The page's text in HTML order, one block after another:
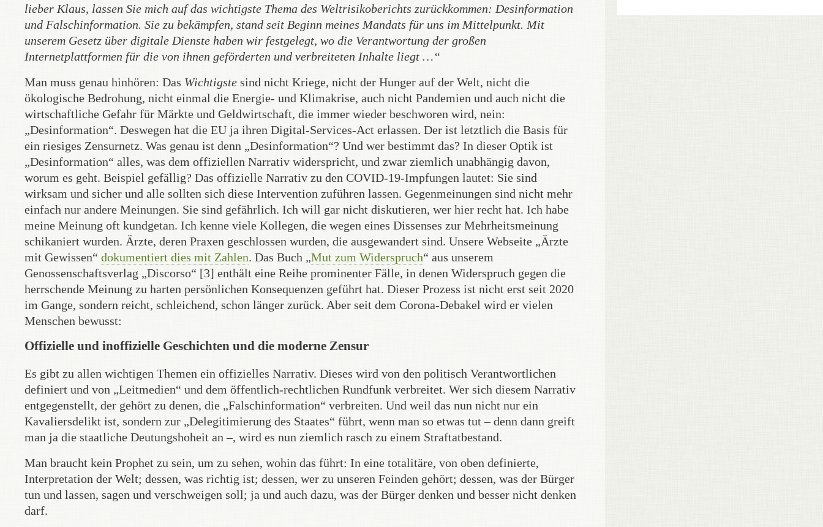
lieber Klaus, lassen Sie mich auf das wichtigste Thema des Weltrisikoberichts zurückkommen: Desinformation
und Falschinformation. Sie zu bekämpfen, stand seit Beginn meines Mandats für uns im Mittelpunkt. Mit
unserem Gesetz über digitale Dienste haben wir festgelegt, wo die Verantwortung der großen
Internetplattformen für die von ihnen geförderten und verbreiteten Inhalte liegt …“
Man muss genau hinhören: Das Wichtigste sind nicht Kriege, nicht der Hunger auf der Welt, nicht die
ökologische Bedrohung, nicht einmal die Energie- und Klimakrise, auch nicht Pandemien und auch nicht die
wirtschaftliche Gefahr für Märkte und Geldwirtschaft, die immer wieder beschworen wird, nein:
„Desinformation“. Deswegen hat die EU ja ihren Digital-Services-Act erlassen. Der ist letztlich die Basis für
ein riesiges Zensurnetz. Was genau ist denn „Desinformation“? Und wer bestimmt das? In dieser Optik ist
„Desinformation“ alles, was dem offiziellen Narrativ widerspricht, und zwar ziemlich unabhängig davon,
worum es geht. Beispiel gefällig? Das offizielle Narrativ zu den COVID-19-Impfungen lautet: Sie sind
wirksam und sicher und alle sollten sich diese Intervention zuführen lassen. Gegenmeinungen sind nicht mehr
einfach nur andere Meinungen. Sie sind gefährlich. Ich will gar nicht diskutieren, wer hier recht hat. Ich habe
meine Meinung oft kundgetan. Ich kenne viele Kollegen, die wegen eines Dissenses zur Mehrheitsmeinung
schikaniert wurden. Ärzte, deren Praxen geschlossen wurden, die ausgewandert sind. Unsere Webseite „Ärzte
mit Gewissen“ dokumentiert dies mit Zahlen. Das Buch „Mut zum Widerspruch“ aus unserem
Genossenschaftsverlag „Discorso“ [3] enthält eine Reihe prominenter Fälle, in denen Widerspruch gegen die
herrschende Meinung zu harten persönlichen Konsequenzen geführt hat. Dieser Prozess ist nicht erst seit 2020
im Gange, sondern reicht, schleichend, schon länger zurück. Aber seit dem Corona-Debakel wird er vielen
Menschen bewusst:
Offizielle und inoffizielle Geschichten und die moderne Zensur
Es gibt zu allen wichtigen Themen ein offizielles Narrativ. Dieses wird von den politisch Verantwortlichen
definiert und von „Leitmedien“ und dem öffentlich-rechtlichen Rundfunk verbreitet. Wer sich diesem Narrativ
entgegenstellt, der gehört zu denen, die „Falschinformation“ verbreiten. Und weil das nun nicht nur ein
Kavaliersdelikt ist, sondern zur „Delegitimierung des Staates“ führt, wenn man so etwas tut – denn dann greift
man ja die staatliche Deutungshoheit an –, wird es nun ziemlich rasch zu einem Straftatbestand.
Man braucht kein Prophet zu sein, um zu sehen, wohin das führt: In eine totalitäre, von oben definierte,
Interpretation der Welt; dessen, was richtig ist; dessen, wer zu unseren Feinden gehört; dessen, was der Bürger
tun und lassen, sagen und verschweigen soll; ja und auch dazu, was der Bürger denken und besser nicht denken
darf.